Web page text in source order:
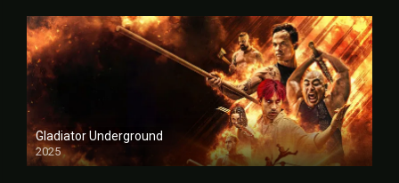
Gladiator Underground
2025
FULL HD